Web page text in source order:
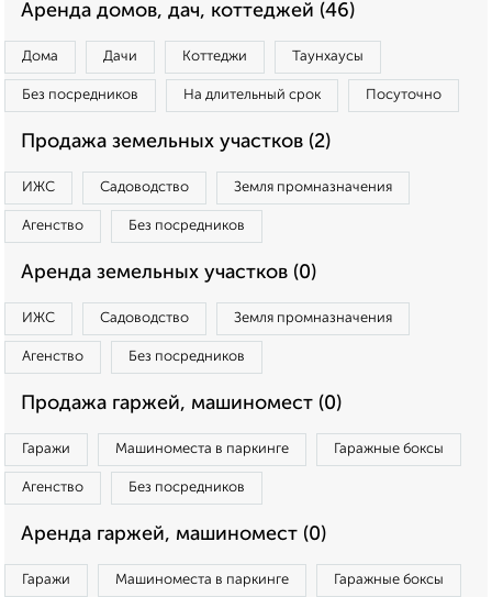
Аренда домов, дач, коттеджей (46)
Дома Дачи Коттеджи Таунхаусы
Без посредников На длительный срок Посуточно
Продажа земельных участков (2)
ИЖС Садоводство Земля промназначения
Агенство Без посредников
Аренда земельных участков (0)
ИЖС Садоводство Земля промназначения
Агенство Без посредников
Продажа гаржей, машиномест (0)
Гаражи Машиноместа в паркинге Гаражные боксы
Агенство Без посредников
Аренда гаржей, машиномест (0)
Гаражи Машиноместа в паркинге Гаражные боксы